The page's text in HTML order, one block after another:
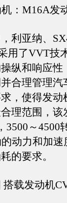
：M16A发
亚纳、
用了VVT技
纵和响应性
合理管理汽
，使得发动
理范围，该
3500～4500
动力和加
的要求。
载发动机